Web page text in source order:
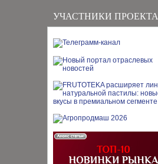
УЧАСТНИКИ ПРОЕКТА